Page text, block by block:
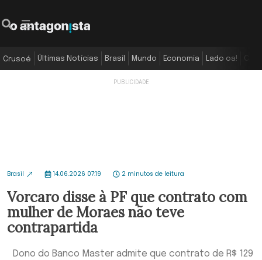
Crusoé Últimas Notícias Brasil Mundo Economia Lado oa!
Brasil 14.06.2026 07:19 2 minutos de leitura
Vorcaro disse à PF que contrato com
mulher de Moraes não teve
contrapartida
Dono do Banco Master admite que contrato de R$ 129